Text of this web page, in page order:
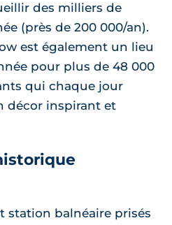
des milliers de
(près de 200 000/an).
est également un lieu
pour plus de 48 000
qui chaque jour
décor inspirant et
station balnéaire prisés